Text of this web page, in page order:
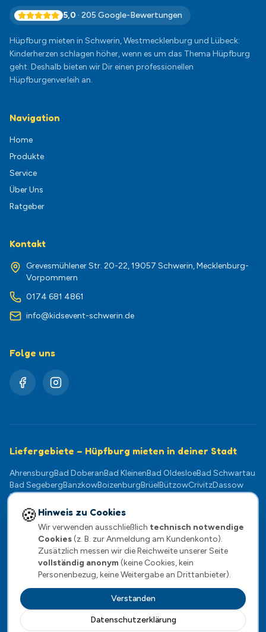
5,0 · 205 Google-Bewertungen
Hüpfburg mieten in Schwerin, Westmecklenburg und Lübeck:
Kinderherzen schlagen höher, wenn es um das Thema Hüpfburg
geht. Deshalb bieten wir Dir einen professionellen
Hüpfburgenverleih an.
Navigation
Home
Produkte
Service
Über Uns
Ratgeber
Kontakt
Grevesmühlener Str. 20-22, 19057 Schwerin, Mecklenburg-
Vorpommern
0174 681 4861
info@kidsevent-schwerin.de
Folge uns
Liefergebiete – Hüpfburg mieten in deiner Stadt
AhrensburgBad DoberanBad KleinenBad OldesloeBad Schwartau
Bad SegebergBanzkowBoizenburgBrüelBützowCrivitzDassow
Dömitz
Güstrow HagenowKlützKühlungsborn
Lübeck
PampowParchimPlate Plau am SeeRatzeburgRehnaReinfeld
RostockScharbeutzSchwaanSchwarzenbekSchwerinSternberg
StockelsdorfStralendorfTeterowTimmendorfer Strand
TravemündeWarnemündeWentorfWismarWittenburg Zarrentin
Impressum·Datenschutz·AGB·Widerrufsrecht
🍪 Hinweis zu Cookies
Wir verwenden ausschließlich technisch notwendige
Cookies(z. B. zur Anmeldung am Kundenkonto).
Zusätzlich messen wir die Reichweite unserer Seite
vollständig anonym (keine Cookies, kein
Personenbezug, keine Weitergabe an Drittanbieter).
Datenschutzerklärung
Verstanden